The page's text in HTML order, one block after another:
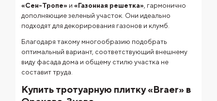
«Сен-Тропе» и «Газонная решетка» , гармонично
дополняющие зеленый участок. Они идеально
подходят для декорирования газонов и клумб.
Благодаря такому многообразию подобрать
оптимальный вариант, соответствующий внешнему
виду фасада дома и общему стилю участка не
составит труда.
Купить тротуарную плитку «Braer» в